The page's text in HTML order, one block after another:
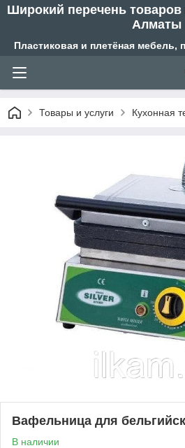
Широкий перечень
Алматы
Пластиковая и плетёная
Товары и услуги Кухонная
Вафельница для
В наличии